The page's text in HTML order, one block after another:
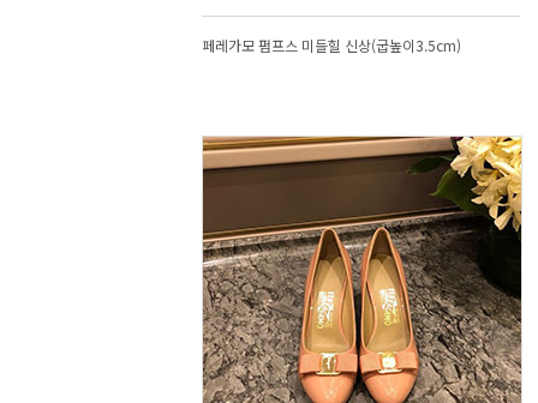
페레가모 펌프스 미들힐 신상(굽높이3.5cm)